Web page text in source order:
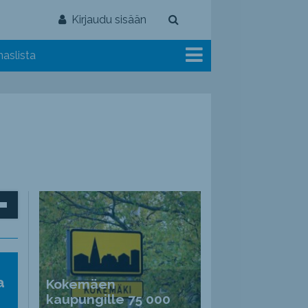
Kirjaudu sisään
Kokemäen
kaupungille 75 000